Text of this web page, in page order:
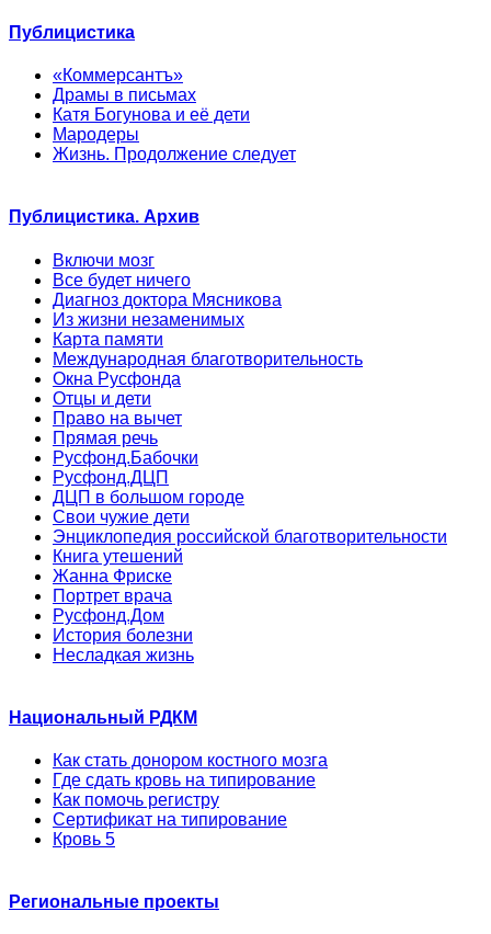
Публицистика
«Коммерсантъ»
Драмы в письмах
Катя Богунова и её дети
Мародеры
Жизнь. Продолжение следует
Публицистика. Архив
Включи мозг
Все будет ничего
Диагноз доктора Мясникова
Из жизни незаменимых
Карта памяти
Международная благотворительность
Окна Русфонда
Отцы и дети
Право на вычет
Прямая речь
Русфонд.Бабочки
Русфонд.ДЦП
ДЦП в большом городе
Свои чужие дети
Энциклопедия российской благотворительности
Книга утешений
Жанна Фриске
Портрет врача
Русфонд.Дом
История болезни
Несладкая жизнь
Национальный РДКМ
Как стать донором костного мозга
Где сдать кровь на типирование
Как помочь регистру
Сертификат на типирование
Кровь 5
Региональные проекты